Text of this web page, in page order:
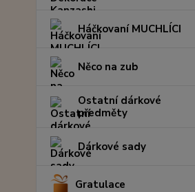
Háčkovaní MUCHLÍCI
Něco na zub
Ostatní dárkové
předměty
Dárkové sady
Gratulace